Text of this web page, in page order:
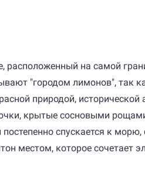
на самой
"городом лимонов", так
природой,
крытые сосновыми
постепенно спускается к
местом, которое сочетает